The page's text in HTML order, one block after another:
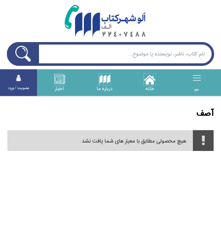
منو خانه درباره ما اخبار عضويت / ورود
آصف
هیچ محصولی مطابق با معیار های شما یافت نشد